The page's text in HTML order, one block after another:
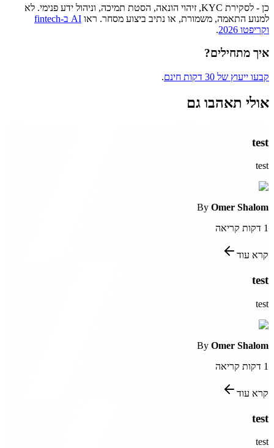
כן - לסקירת KYC, זיהוי הונאה, הסטת תמיכה, וניהול ידע פנימי. לא
למנוע התאמה, משמורת, או נתיב ביצוע מסחר. ראו
AI ב-fintech
וקריפטו 2026
.
איך מתחילים?
קבעו ייעוץ של 30 דקות חינם .
אולי תאהבו גם
test
test
By Omer Shalom
1 דקות קריאה
קרא עוד
test
test
By Omer Shalom
1 דקות קריאה
קרא עוד
test
test